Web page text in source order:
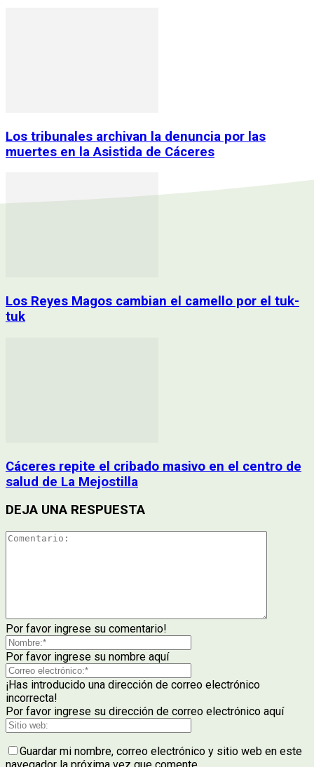
Los tribunales archivan la denuncia por las
muertes en la Asistida de Cáceres
Los Reyes Magos cambian el camello por el tuk-
tuk
Cáceres repite el cribado masivo en el centro de
salud de La Mejostilla
DEJA UNA RESPUESTA
Por favor ingrese su comentario!
Por favor ingrese su nombre aquí
¡Has introducido una dirección de correo electrónico
incorrecta!
Por favor ingrese su dirección de correo electrónico aquí
Guardar mi nombre, correo electrónico y sitio web en este